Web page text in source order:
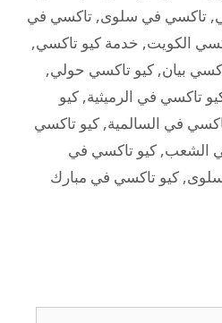
, تاكسي في سلوى, تاكسي في
الكويت, خدمة كيو تاكسي,
بيان, كيو تاكسي حولي,
تاكسي في الرميثية, كيو
في السالمية, كيو تاكسي
الشعب, كيو تاكسي في
, كيو تاكسي في مبارك